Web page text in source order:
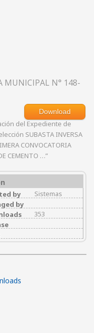
MUNICIPAL N° 148-
Download
del Expediente de
SUBASTA INVERSA
CONVOCATORIA
CEMENTO …”
by
Sistemas
by
353